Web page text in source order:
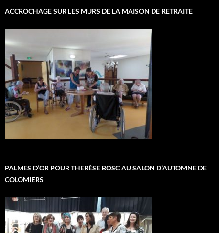
ACCROCHAGE SUR LES MURS DE LA MAISON DE RETRAITE
PALMES D’OR POUR THERÈSE BOSC AU SALON D’AUTOMNE DE
COLOMIERS